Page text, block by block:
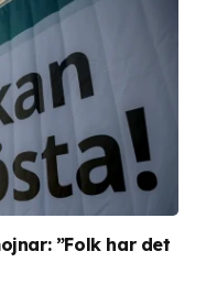
”Folk har det